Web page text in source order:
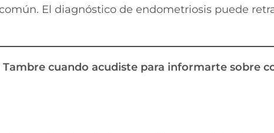
El diagnóstico de endometriosis puede
cuando acudiste para informarte sobre